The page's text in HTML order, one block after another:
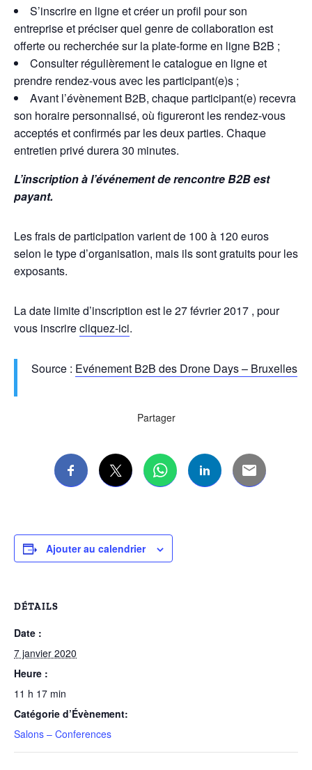
S’inscrire en ligne et créer un profil pour son
entreprise et préciser quel genre de collaboration est
offerte ou recherchée sur la plate-forme en ligne B2B ;
Consulter régulièrement le catalogue en ligne et
prendre rendez-vous avec les participant(e)s ;
Avant l’évènement B2B, chaque participant(e) recevra
son horaire personnalisé, où figureront les rendez-vous
acceptés et confirmés par les deux parties. Chaque
entretien privé durera 30 minutes.
L’inscription à l’événement de rencontre B2B est
payant.
Les frais de participation varient de 100 à 120 euros
selon le type d’organisation, mais ils sont gratuits pour les
exposants.
La date limite d’inscription est le 27 février 2017 , pour
vous inscrirecliquez-ici.
Source : Evénement B2B des Drone Days – Bruxelles
Partager
Ajouter au calendrier
DÉTAILS
Date :
7 janvier 2020
Heure :
11 h 17 min
Catégorie d’Évènement:
Salons – Conferences